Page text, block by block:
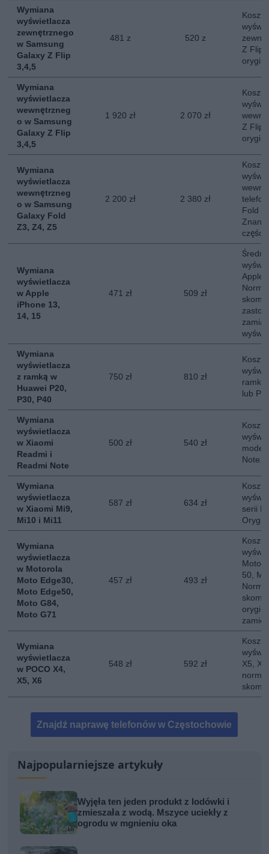
Wymiana
wyświetlacza
zewnętrznego
w Samsung
Galaxy Z Flip
3,4,5
481 z 520 z
Koszt
Z Flip
Wymiana
wyświetlacza
wewnętrzneg
o w Samsung
Galaxy Z Flip
3,4,5
1 920 zł 2 070 zł
Koszt
Z Flip
Wymiana
wyświetlacza
wewnętrzneg
o w Samsung
Galaxy Fold
Z3, Z4, Z5
2 200 zł 2 380 zł
Koszt
Fold
Znany
części.
Wymiana
wyświetlacza
w Apple
iPhone 13,
14, 15
471 zł 509 zł
Średni
Apple
Wymiana
wyświetlacza
z ramką w
Huawei P20,
P30, P40
750 zł 810 zł
Koszt
ramką
lub
Wymiana
wyświetlacza
w Xiaomi
Readmi i
Readmi Note
500 zł 540 zł
Koszt
Note.
Wymiana
wyświetlacza
w Xiaomi Mi9,
Mi10 i Mi11
587 zł 634 zł
Koszt
serii
Wymiana
wyświetlacza
w Motorola
Moto Edge30,
Moto Edge50,
Moto G84,
Moto G71
457 zł 493 zł
Koszt
Moto
50,
Wymiana
wyświetlacza
w POCO X4,
X5, X6
548 zł 592 zł
Koszt
X5,
Znajdź naprawę telefonów w Częstochowie
Najpopularniejsze artykuły
Wyjęła ten jeden produkt z lodówki i
zmieszała z wodą. Mszyce uciekły z
ogrodu w mgnieniu oka